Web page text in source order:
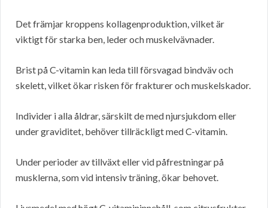
Det främjar kroppens kollagenproduktion, vilket är
viktigt för starka ben, leder och muskelvävnader.
Brist på C-vitamin kan leda till försvagad bindväv och
skelett, vilket ökar risken för frakturer och muskelskador.
Individer i alla åldrar, särskilt de med njursjukdom eller
under graviditet, behöver tillräckligt med C-vitamin.
Under perioder av tillväxt eller vid påfrestningar på
musklerna, som vid intensiv träning, ökar behovet.